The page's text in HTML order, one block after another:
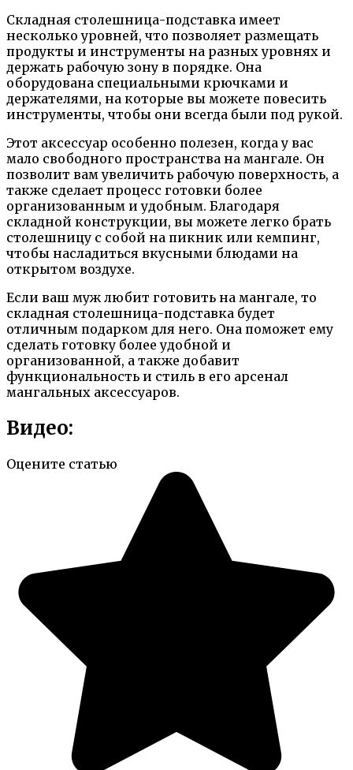
Складная столешница-подставка имеет
несколько уровней, что позволяет размещать
продукты и инструменты на разных уровнях и
держать рабочую зону в порядке. Она
оборудована специальными крючками и
держателями, на которые вы можете повесить
инструменты, чтобы они всегда были под рукой.
Этот аксессуар особенно полезен, когда у вас
мало свободного пространства на мангале. Он
позволит вам увеличить рабочую поверхность, а
также сделает процесс готовки более
организованным и удобным. Благодаря
складной конструкции, вы можете легко брать
столешницу с собой на пикник или кемпинг,
чтобы насладиться вкусными блюдами на
открытом воздухе.
Если ваш муж любит готовить на мангале, то
складная столешница-подставка будет
отличным подарком для него. Она поможет ему
сделать готовку более удобной и
организованной, а также добавит
функциональность и стиль в его арсенал
мангальных аксессуаров.
Видео:
Оцените статью